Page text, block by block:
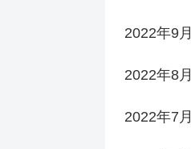
2022年9月
2022年8月
2022年7月